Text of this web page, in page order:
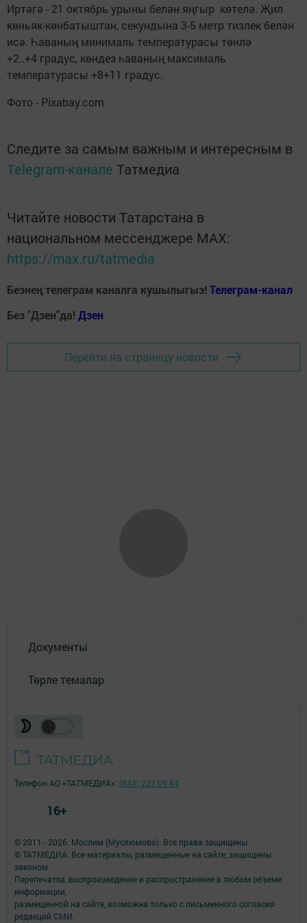
Иртәгә - 21 октябрь урыны белән яңгыр көтелә. Җил
көньяк-көнбатыштан, секундына 3-5 метр тизлек белән
исә. Һаваның минималь температурасы төнлә
+2..+4 градус, көндез һаваның максималь
температурасы +8+11 градус.
Фото - Pixabay.com
Следите за самым важным и интересным в
Telegram-канале Татмедиа
Читайте новости Татарстана в
национальном мессенджере MАХ:
https://max.ru/tatmedia
Безнең телеграм каналга кушылыгыз! Телеграм-канал
Без "Дзен"да! Дзен
Перейти на страницу новости
Документы
Төрле темалар
© 2011 - 2026. Мослим (Муслюмово). Все права защищены.
© ТАТМЕДИА. Все материалы, размещенные на сайте, защищены
законом.
Перепечатка, воспроизведение и распространение в любом объеме
информации,
размещенной на сайте, возможна только с письменного согласия
редакций СМИ.
Телефон АО «ТАТМЕДИА»: (843) 222 09 84
16+